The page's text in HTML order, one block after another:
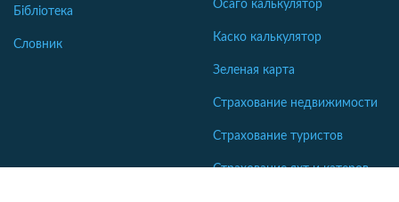
Бібліотека
Словник
Осаго калькулятор
Каско калькулятор
Зеленая карта
Страхование недвижимости
Страхование туристов
Страхование яхт и катеров